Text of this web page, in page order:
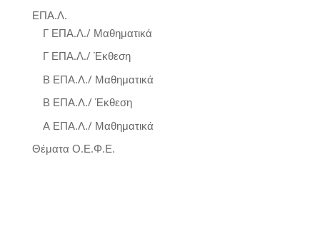
ΕΠΑ.Λ.
Γ ΕΠΑ.Λ./ Μαθηματικά
Γ ΕΠΑ.Λ./ Έκθεση
Β ΕΠΑ.Λ./ Μαθηματικά
Β ΕΠΑ.Λ./ Έκθεση
Α ΕΠΑ.Λ./ Μαθηματικά
Θέματα Ο.Ε.Φ.Ε.